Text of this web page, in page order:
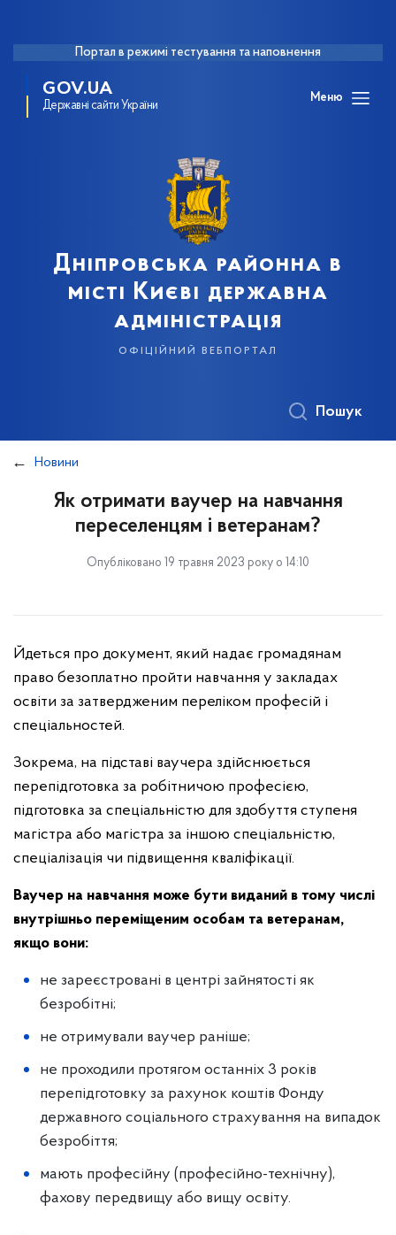
Портал в режимі тестування та наповнення
GOV.UA
Державні сайти України
Меню
Дніпровська районна в
місті Києві державна
адміністрація
офіційний вебпортал
Пошук
Новини
Як отримати ваучер на навчання
переселенцям і ветеранам?
Опубліковано 19 травня 2023 року о 14:10
Йдеться про документ, який надає громадянам
право безоплатно пройти навчання у закладах
освіти за затвердженим переліком професій і
спеціальностей.
Зокрема, на підставі ваучера здійснюється
перепідготовка за робітничою професією,
підготовка за спеціальністю для здобуття ступеня
магістра або магістра за іншою спеціальністю,
спеціалізація чи підвищення кваліфікації.
Ваучер на навчання може бути виданий в тому числі
внутрішньо переміщеним особам та ветеранам,
якщо вони:
не зареєстровані в центрі зайнятості як
безробітні;
не отримували ваучер раніше;
не проходили протягом останніх 3 років
перепідготовку за рахунок коштів Фонду
державного соціального страхування на випадок
безробіття;
мають професійну (професійно-технічну),
фахову передвищу або вищу освіту.